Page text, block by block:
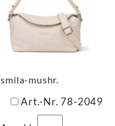
smila-mushr.
Art.-Nr. 78-2049